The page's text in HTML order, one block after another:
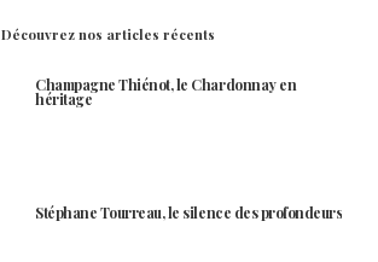
Découvrez nos articles récents
Champagne Thiénot, le Chardonnay en
héritage
Stéphane Tourreau, le silence des profondeurs